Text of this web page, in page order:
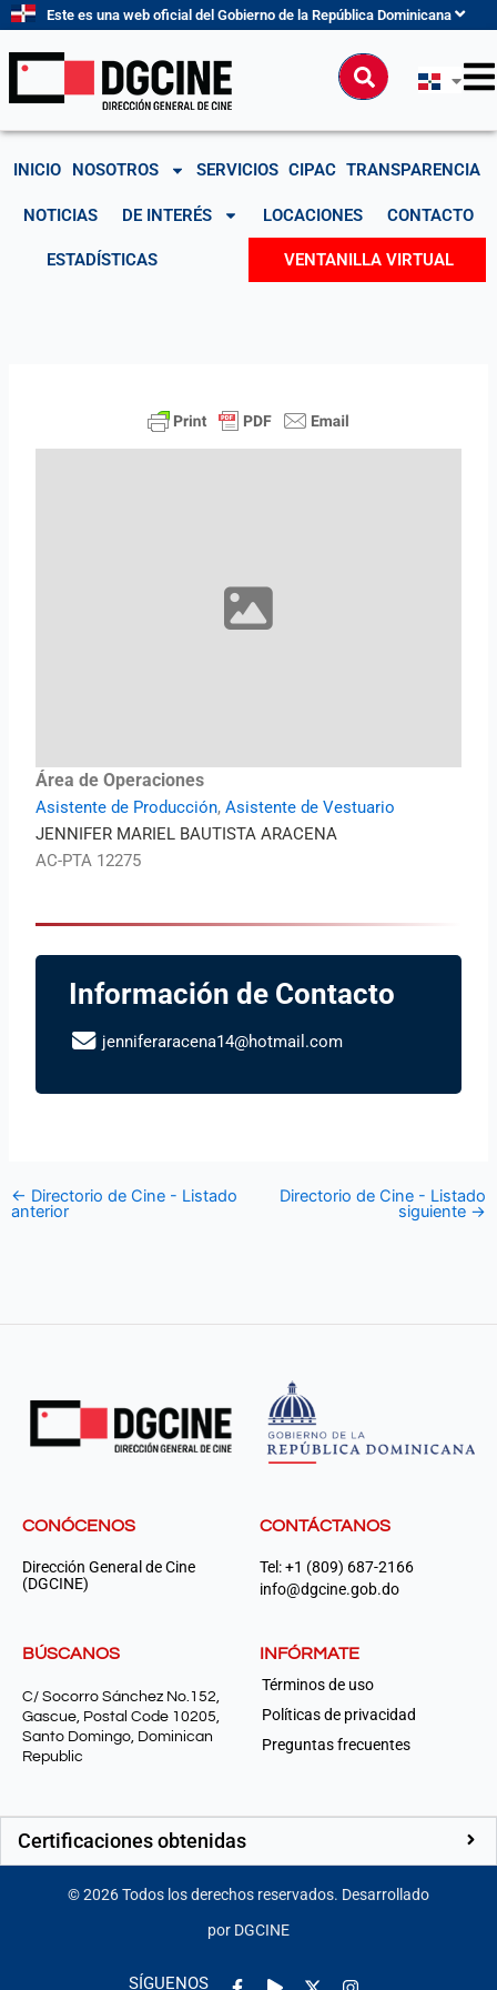
contenido
Este es una web oficial del Gobierno de la República Dominicana
Buscar
INICIO NOSOTROS SERVICIOS CIPAC TRANSPARENCIA
NOTICIAS DE INTERÉS LOCACIONES CONTACTO
ESTADÍSTICAS VENTANILLA VIRTUAL
Área de Operaciones
Asistente de Producción,Asistente de Vestuario
JENNIFER MARIEL BAUTISTA ARACENA
AC-PTA 12275
Información de Contacto
jenniferaracena14@hotmail.com
← Directorio de Cine - Listado
anterior
Directorio de Cine - Listado
siguiente →
CONÓCENOS
Dirección General de Cine
(DGCINE)
CONTÁCTANOS
Tel: +1 (809) 687-2166
info@dgcine.gob.do
BÚSCANOS
C/ Socorro Sánchez No.152,
Gascue, Postal Code 10205,
Santo Domingo, Dominican
Republic
INFÓRMATE
Términos de uso
Políticas de privacidad
Preguntas frecuentes
Certificaciones obtenidas
©2026Todos los derechos reservados. Desarrollado
por DGCINE
SÍGUENOS
Facebook-
Play Instagram